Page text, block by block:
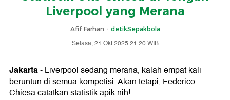
Liverpool yang Merana
Afif Farhan - detikSepakbola
Selasa, 21 Okt 2025 21:20 WIB
Jakarta- Liverpool sedang merana, kalah empat kali
beruntun di semua kompetisi. Akan tetapi, Federico
Chiesa catatkan statistik apik nih!